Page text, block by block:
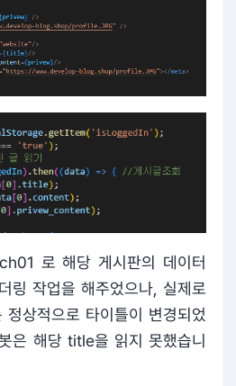
로 해당 게시판의 데이터
링 작업을 해주었으나, 실제로
상적으로 타이틀이 변경되었
은 해당 title을 읽지 못했습니